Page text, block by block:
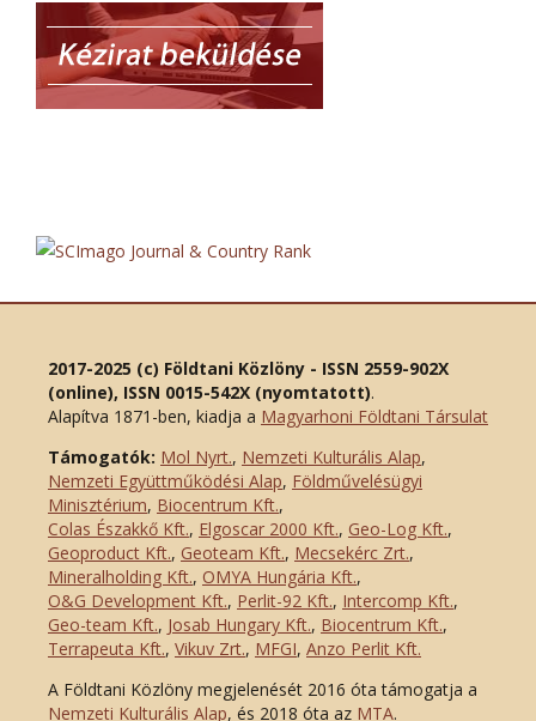
2017-2025 (c) Földtani Közlöny - ISSN 2559-902X
(online), ISSN 0015-542X (nyomtatott).
Alapítva 1871-ben, kiadja a Magyarhoni Földtani Társulat
Támogatók: Mol Nyrt., Nemzeti Kulturális Alap,
Nemzeti Együttműködési Alap, Földművelésügyi
Minisztérium, Biocentrum Kft.,
Colas Északkő Kft., Elgoscar 2000 Kft., Geo-Log Kft.,
Geoproduct Kft., Geoteam Kft., Mecsekérc Zrt.,
Mineralholding Kft., OMYA Hungária Kft.,
O&G Development Kft., Perlit-92 Kft., Intercomp Kft.,
Geo-team Kft., Josab Hungary Kft., Biocentrum Kft.,
Terrapeuta Kft., Vikuv Zrt., MFGI, Anzo Perlit Kft.
A Földtani Közlöny megjelenését 2016 óta támogatja a
Nemzeti Kulturális Alap, és 2018 óta az MTA.